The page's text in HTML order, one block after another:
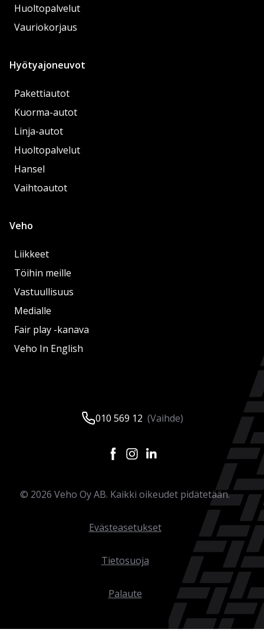
Huoltopalvelut
Vauriokorjaus
Hyötyajoneuvot
Pakettiautot
Kuorma-autot
Linja-autot
Huoltopalvelut
Hansel
Vaihtoautot
Veho
Liikkeet
Töihin meille
Vastuullisuus
Medialle
Fair play -kanava
Veho In English
010 569 12 (Vaihde)
© 2026 Veho Oy AB. Kaikki oikeudet pidätetään.
Evästeasetukset
Tietosuoja
Palaute